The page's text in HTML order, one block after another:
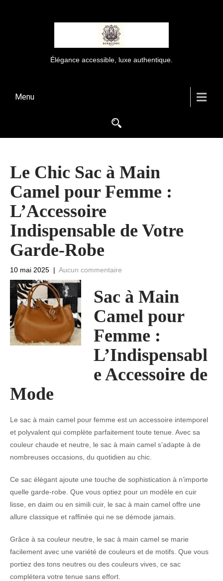
Élégance accessible, luxe authentique.
Menu
Le Chic Sac à Main
Camel pour Femme :
L’Accessoire
Indispensable de Votre
Garde-Robe
10 mai 2025 | Aucun commentaire
Sac à Main
Camel pour
Femme :
L’Indispensabl
e Accessoire de
Mode
Le sac à main camel pour femme est un accessoire intemporel
et polyvalent qui complète parfaitement toute tenue. Avec sa
couleur chaude et neutre, le sac à main camel s’adapte à de
nombreuses occasions, du quotidien au chic.
Ce sac élégant ajoute une touche de sophistication à n’importe
quelle garde-robe. Que vous optiez pour un modèle en cuir
lisse, en daim ou en simili cuir, le sac à main camel offre une
allure classique et raffinée qui ne se démode jamais.
Grâce à sa couleur neutre, le sac à main camel se marie
facilement avec une variété de couleurs et de motifs. Que vous
portiez des tons neutres ou des couleurs vives, ce sac
complétera votre tenue sans effort.